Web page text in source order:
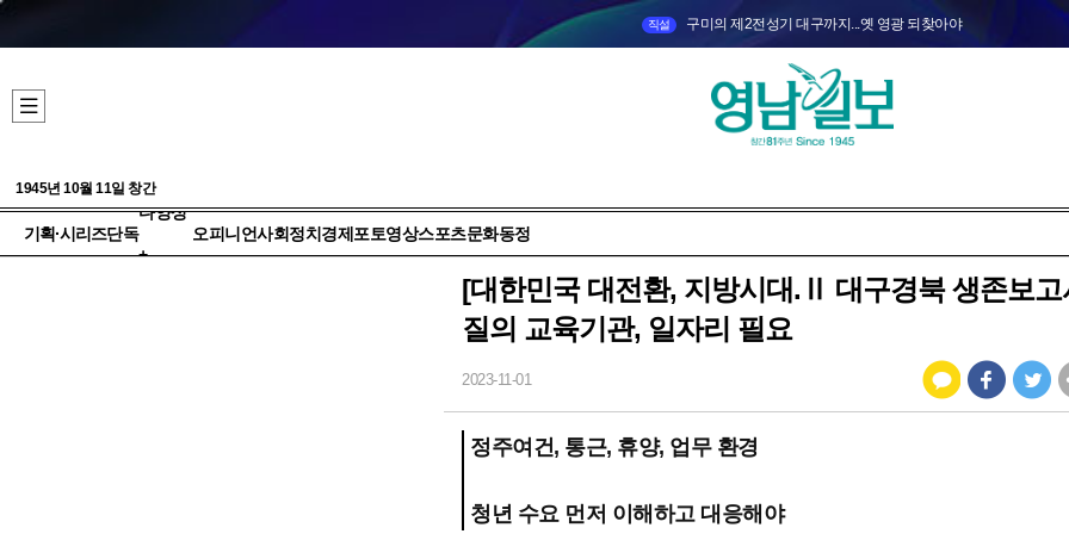
직설 구미의 제2전성기 대구까지...옛 영광 되찾아야
1945년 10월 11일 창간
기획·시리즈단독
다양성
+
오피니언사회정치 경제 포토영상스포츠문화동정
[대한민국 대전환, 지방시대.Ⅱ 대구경북 생존보고
질의 교육기관, 일자리 필요
2023-11-01
정주여건, 통근, 휴양, 업무 환경
청년 수요 먼저 이해하고 대응해야